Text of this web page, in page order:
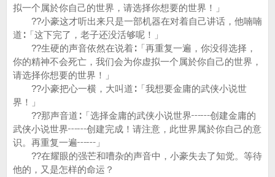
拟一个属於你自己的世界，请选择你想要的世界！」
??小豪这才听出来只是一部机器在对着自己讲话，他喃喃
道∶「这下完了，老子还没活够呢！」
??生硬的声音依然在说着∶「再重复一遍，你没得选择，
你的精神不会死亡，我们会为你虚拟一个属於你自己的世界，
请选择你想要的世界！」
??小豪把心一横，大叫道∶「我想要金庸的武侠小说世
界！」
??那声音道∶「选择金庸的武侠小说世界┅┅创建金庸的
武侠小说世界┅┅创建完成！请注意，此世界属於你自己的意
识。再重复一遍┅┅」
??在耀眼的强芒和嘈杂的声音中，小豪失去了知觉。等待
他的，又是怎样的命运？